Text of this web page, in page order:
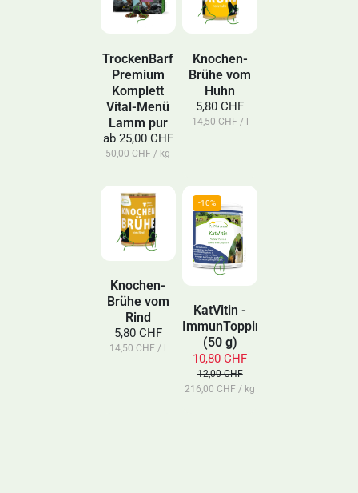
TrockenBarf
Premium
Komplett
Vital-Menü
Lamm pur
ab25,00 CHF
50,00 CHF / kg
Knochen-
Brühe vom
Huhn
5,80 CHF
14,50 CHF / l
Knochen-
Brühe vom
Rind
5,80 CHF
14,50 CHF / l
KatVitin -
ImmunTopping
(50 g)
12,00 CHF
10,80 CHF
216,00 CHF / kg